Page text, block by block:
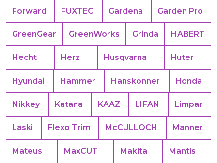
Forward FUXTEC Gardena Garden Pro
GreenGear GreenWorks Grinda HABERT
Hecht Herz Husqvarna Huter
Hyundai Hammer Hanskonner Honda
Nikkey Katana KAAZ LIFAN Limpar
Laski Flexo Trim McCULLOCH Manner
Mateus MaxCUT Makita Mantis